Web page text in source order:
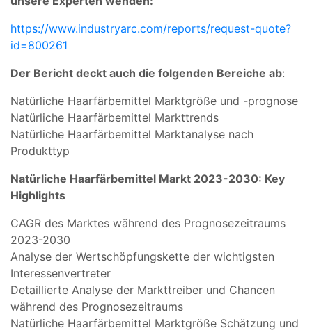
https://www.industryarc.com/reports/request-quote?
id=800261
Der Bericht deckt auch die folgenden Bereiche ab:
Natürliche Haarfärbemittel Marktgröße und -prognose
Natürliche Haarfärbemittel Markttrends
Natürliche Haarfärbemittel Marktanalyse nach
Produkttyp
Natürliche Haarfärbemittel Markt 2023-2030: Key
Highlights
CAGR des Marktes während des Prognosezeitraums
2023-2030
Analyse der Wertschöpfungskette der wichtigsten
Interessenvertreter
Detaillierte Analyse der Markttreiber und Chancen
während des Prognosezeitraums
Natürliche Haarfärbemittel Marktgröße Schätzung und